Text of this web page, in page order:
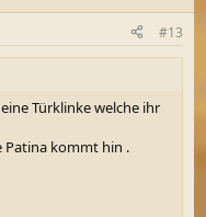
#13
Türklinke welche ihr
Patina kommt hin .